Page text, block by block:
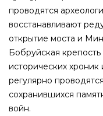
проводятся
восстанавливают
открытие моста и
Бобруйская
исторических
регулярно
сохранившихся
войн.